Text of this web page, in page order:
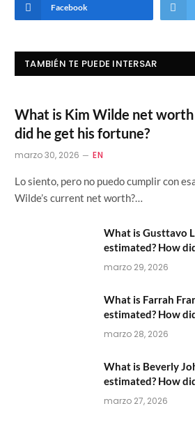
Facebook
TAMBIÉN TE PUEDE INTERSAR
What is Kim Wilde net
did he get his fortune?
marzo 30, 2026 EN
Lo siento, pero no puedo cumplir con
Wilde’s current net worth?…
What is Gusttavo
estimated? How
marzo 29, 2026
What is Farrah
estimated? How
marzo 28, 2026
What is Beverly
estimated? How
marzo 27, 2026